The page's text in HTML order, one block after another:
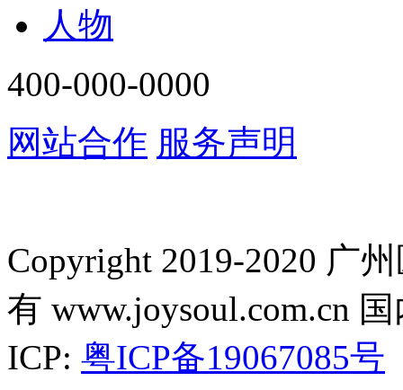
人物
400-000-0000
网站合作 服务声明
Copyright 2019-2020 广
有 www.joysoul.com.cn
ICP: 粤ICP备19067085号